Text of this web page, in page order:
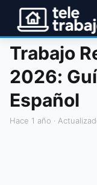
Trabajo
2026:
Español
hace 1 año ·